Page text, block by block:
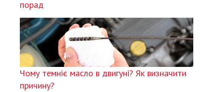
порад
Чому темніє масло в двигуні? Як визначити
причину?